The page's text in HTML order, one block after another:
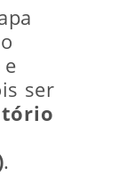
ser
.